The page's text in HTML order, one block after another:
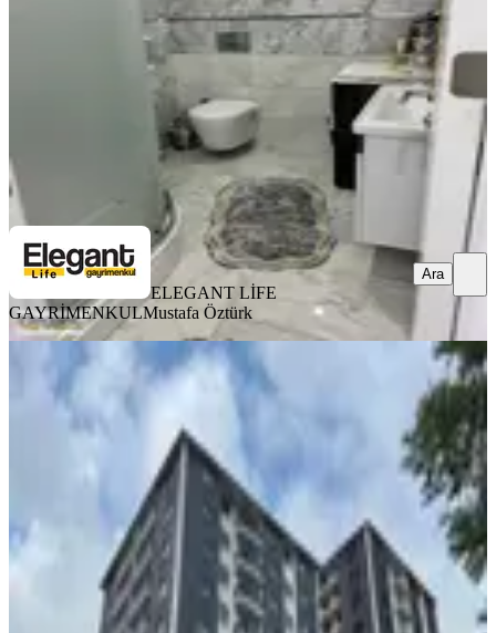
3+1·135 m²·4. Kat·13.07.2026
7.650.000 ₺
ELEGANT LİFE GAYRİMENKULMustafa Öztürk
ELEGANT LİFE
GAYRİMENKULMustafa Öztürk
Ara
Yapıtürk Gayrimenkul’den Kale
Mahallesi 2 Blok'lu Projede 8. Kat
3+1 126 M² Satılık Daire
Merkez, Kale Mahallesi
3+1
126 m² ·8. Kat
6.500.000 ₺